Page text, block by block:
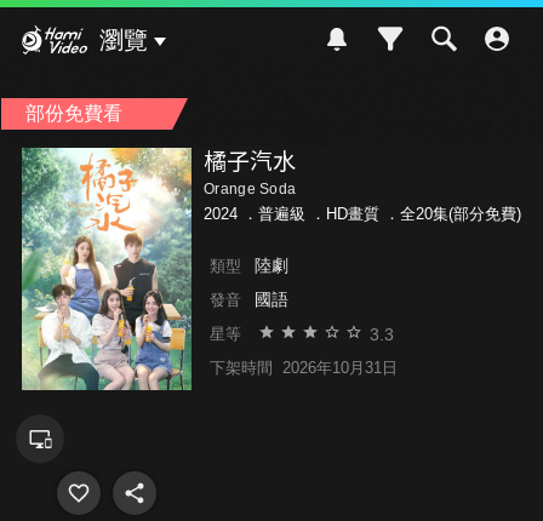
瀏覽
部份免費看
橘子汽水
Orange Soda
2024 ． 普遍級 ．HD畫質 ．全20集(部分免費)
類型 陸劇
發音 國語
星等 3.3
下架時間 2026年10月31日